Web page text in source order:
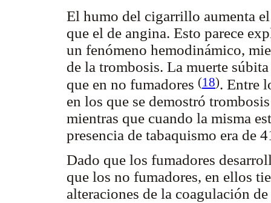
El humo del cigarrillo aumenta
que el de angina. Esto parece
un fenómeno hemodinámico,
de la trombosis. La muerte
que en no fumadores (18). Entre
en los que se demostró
mientras que cuando la misma
presencia de tabaquismo era de
Dado que los fumadores
que los no fumadores, en ellos
alteraciones de la coagulación